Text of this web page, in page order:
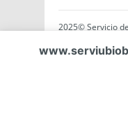
2025© Servicio
Región del